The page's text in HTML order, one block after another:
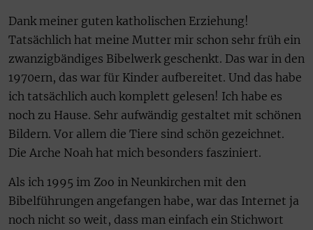
Dank meiner guten katholischen Erziehung!
Tatsächlich hat meine Mutter mir schon sehr früh ein
zwanzigbändiges Bibelwerk geschenkt. Das war in den
1970ern, das war für Kinder aufbereitet. Und das habe
ich tatsächlich auch komplett gelesen! Ich habe es
noch zu Hause. Sehr aufwändig gestaltet mit schönen
Bildern. Vor allem die Tiere sind schön gezeichnet.
Die Arche Noah hat mich besonders fasziniert.
Als ich 1995 im Zoo in Neunkirchen mit den
Bibelführungen angefangen habe, war das Internet ja
noch nicht so weit, dass man einfach ein Stichwort